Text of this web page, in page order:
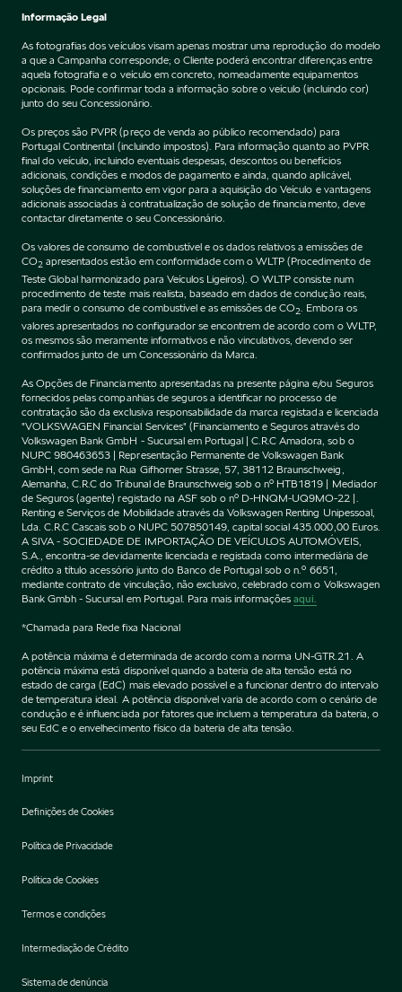
Informação Legal
As fotografias dos veículos visam apenas mostrar uma reprodução do modelo
a que a Campanha corresponde; o Cliente poderá encontrar diferenças entre
aquela fotografia e o veículo em concreto, nomeadamente equipamentos
opcionais. Pode confirmar toda a informação sobre o veículo (incluindo cor)
junto do seu Concessionário.
Os preços são PVPR (preço de venda ao público recomendado) para
Portugal Continental (incluindo impostos). Para informação quanto ao PVPR
final do veículo, incluindo eventuais despesas, descontos ou benefícios
adicionais, condições e modos de pagamento e ainda, quando aplicável,
soluções de financiamento em vigor para a aquisição do Veículo e vantagens
adicionais associadas à contratualização de solução de financiamento, deve
contactar diretamente o seu Concessionário.
Os valores de consumo de combustível e os dados relativos a emissões de
CO2 apresentados estão em conformidade com o WLTP (Procedimento de
Teste Global harmonizado para Veículos Ligeiros). O WLTP consiste num
procedimento de teste mais realista, baseado em dados de condução reais,
para medir o consumo de combustível e as emissões de CO2 . Embora os
valores apresentados no configurador se encontrem de acordo com o WLTP,
os mesmos são meramente informativos e não vinculativos, devendo ser
confirmados junto de um Concessionário da Marca.
As Opções de Financiamento apresentadas na presente página e/ou Seguros
fornecidos pelas companhias de seguros a identificar no processo de
contratação são da exclusiva responsabilidade da marca registada e licenciada
"VOLKSWAGEN Financial Services" (Financiamento e Seguros através do
Volkswagen Bank GmbH - Sucursal em Portugal | C.R.C Amadora, sob o
NUPC 980463653 | Representação Permanente de Volkswagen Bank
GmbH, com sede na Rua Gifhorner Strasse, 57, 38112 Braunschweig,
Alemanha, C.R.C do Tribunal de Braunschweig sob o nº HTB1819 | Mediador
de Seguros (agente) registado na ASF sob o nº D-HNQM-UQ9MO-22 |.
Renting e Serviços de Mobilidade através da Volkswagen Renting Unipessoal,
Lda. C.R.C Cascais sob o NUPC 507850149, capital social 435.000,00 Euros.
A SIVA - SOCIEDADE DE IMPORTAÇÃO DE VEÍCULOS AUTOMÓVEIS,
S.A., encontra-se devidamente licenciada e registada como intermediária de
crédito a título acessório junto do Banco de Portugal sob o n.º 6651,
mediante contrato de vinculação, não exclusivo, celebrado com o Volkswagen
Bank Gmbh - Sucursal em Portugal. Para mais informaçõesaqui.
*Chamada para Rede fixa Nacional
A potência máxima é determinada de acordo com a norma UN-GTR.21. A
potência máxima está disponível quando a bateria de alta tensão está no
estado de carga (EdC) mais elevado possível e a funcionar dentro do intervalo
de temperatura ideal. A potência disponível varia de acordo com o cenário de
condução e é influenciada por fatores que incluem a temperatura da bateria, o
seu EdC e o envelhecimento físico da bateria de alta tensão.
Imprint
Definições de Cookies
Política de Privacidade
Política de Cookies
Termos e condições
Intermediação de Crédito
Sistema de denúncia